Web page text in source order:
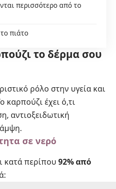
περισσότερο από το
πιάτο
το δέρμα σου
ρόλο στην υγεία και
καρπούζι έχει ό,τι
αντιοξειδωτική
σε νερό
κατά περίπου 92% από